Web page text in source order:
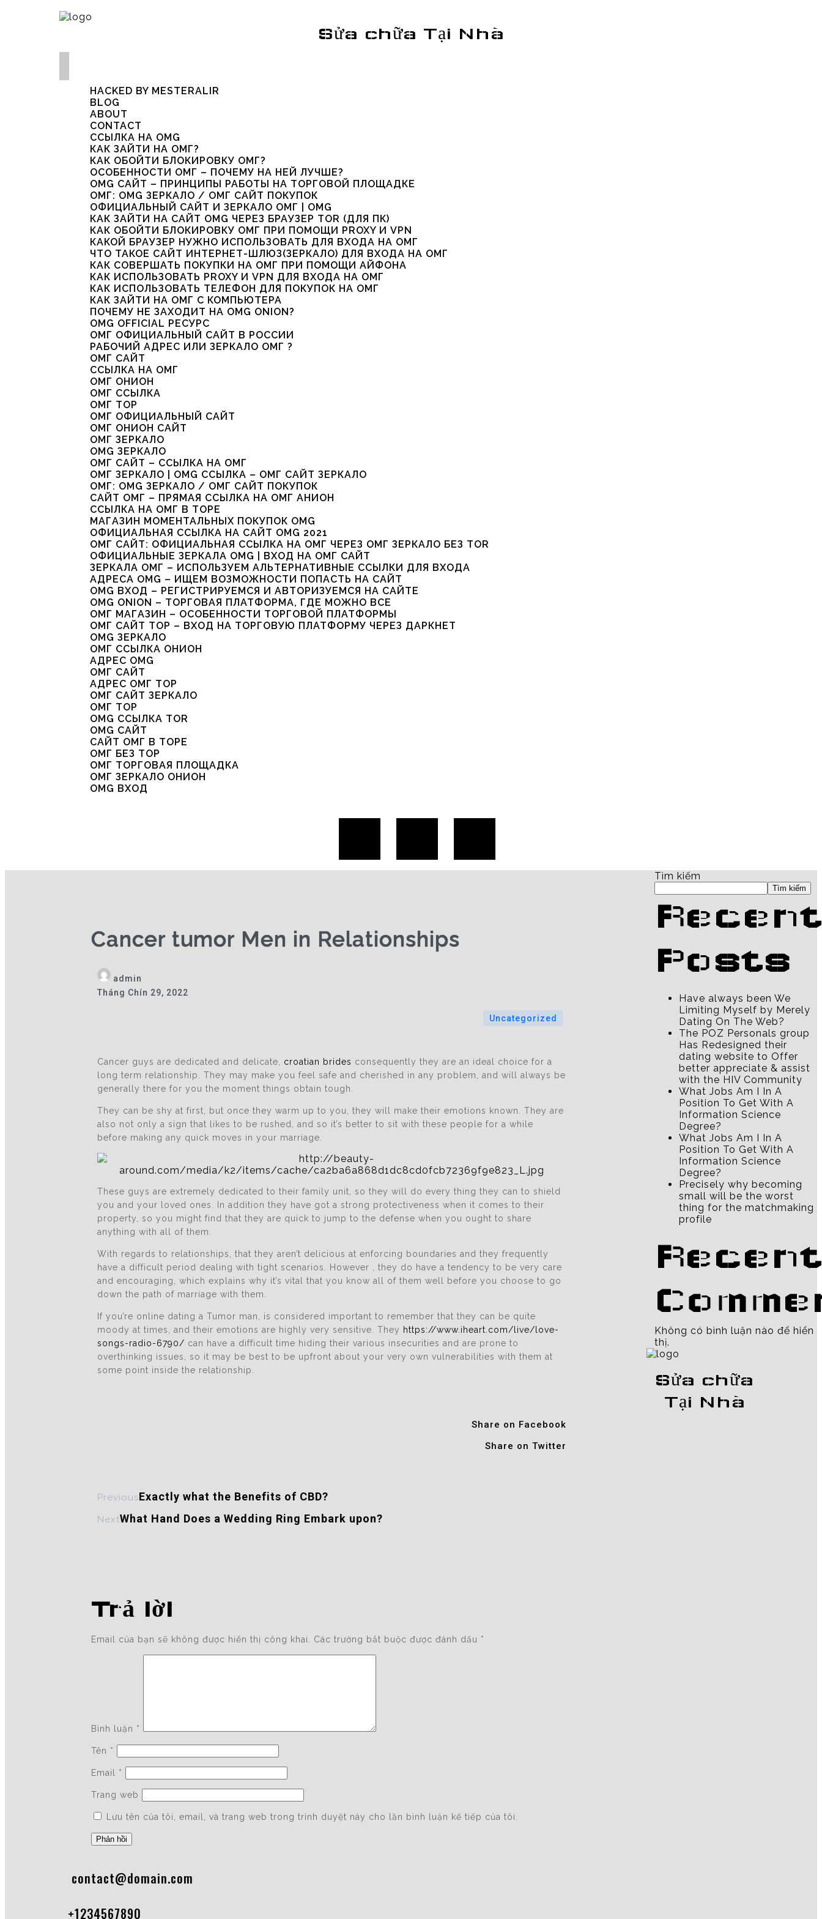
Sửa chữa Tại Nhà
HACKED BY MESTERALIR
BLOG
ABOUT
CONTACT
ССЫЛКА НА OMG
КАК ЗАЙТИ НА ОМГ?
КАК ОБОЙТИ БЛОКИРОВКУ ОМГ?
ОСОБЕННОСТИ ОМГ – ПОЧЕМУ НА НЕЙ ЛУЧШЕ?
OMG САЙТ – ПРИНЦИПЫ РАБОТЫ НА ТОРГОВОЙ ПЛОЩАДКЕ
ОМГ: OMG ЗЕРКАЛО / ОМГ САЙТ ПОКУПОК
ОФИЦИАЛЬНЫЙ САЙТ И ЗЕРКАЛО ОМГ | OMG
КАК ЗАЙТИ НА САЙТ OMG ЧЕРЕЗ БРАУЗЕР TOR (ДЛЯ ПК)
КАК ОБОЙТИ БЛОКИРОВКУ ОМГ ПРИ ПОМОЩИ PROXY И VPN
КАКОЙ БРАУЗЕР НУЖНО ИСПОЛЬЗОВАТЬ ДЛЯ ВХОДА НА ОМГ
ЧТО ТАКОЕ САЙТ ИНТЕРНЕТ-ШЛЮЗ(ЗЕРКАЛО) ДЛЯ ВХОДА НА ОМГ
КАК СОВЕРШАТЬ ПОКУПКИ НА ОМГ ПРИ ПОМОЩИ АЙФОНА
КАК ИСПОЛЬЗОВАТЬ PROXY И VPN ДЛЯ ВХОДА НА ОМГ
КАК ИСПОЛЬЗОВАТЬ ТЕЛЕФОН ДЛЯ ПОКУПОК НА ОМГ
КАК ЗАЙТИ НА ОМГ С КОМПЬЮТЕРА
ПОЧЕМУ НЕ ЗАХОДИТ НА OMG ONION?
OMG OFFICIAL РЕСУРС
ОМГ ОФИЦИАЛЬНЫЙ САЙТ В РОССИИ
РАБОЧИЙ АДРЕС ИЛИ ЗЕРКАЛО ОМГ ?
ОМГ САЙТ
ССЫЛКА НА ОМГ
ОМГ ОНИОН
ОМГ ССЫЛКА
ОМГ ТОР
ОМГ ОФИЦИАЛЬНЫЙ САЙТ
ОМГ ОНИОН САЙТ
ОМГ ЗЕРКАЛО
OMG ЗЕРКАЛО
ОМГ САЙТ – ССЫЛКА НА ОМГ
ОМГ ЗЕРКАЛО | OMG ССЫЛКА – ОМГ САЙТ ЗЕРКАЛО
ОМГ: OMG ЗЕРКАЛО / ОМГ САЙТ ПОКУПОК
САЙТ ОМГ – ПРЯМАЯ ССЫЛКА НА ОМГ АНИОН
ССЫЛКА НА ОМГ В ТОРЕ
МАГАЗИН МОМЕНТАЛЬНЫХ ПОКУПОК OMG
ОФИЦИАЛЬНАЯ ССЫЛКА НА САЙТ OMG 2021
ОМГ САЙТ: ОФИЦИАЛЬНАЯ ССЫЛКА НА ОМГ ЧЕРЕЗ ОМГ ЗЕРКАЛО БЕЗ TOR
ОФИЦИАЛЬНЫЕ ЗЕРКАЛА OMG | ВХОД НА ОМГ САЙТ
ЗЕРКАЛА ОМГ – ИСПОЛЬЗУЕМ АЛЬТЕРНАТИВНЫЕ ССЫЛКИ ДЛЯ ВХОДА
АДРЕСА OMG – ИЩЕМ ВОЗМОЖНОСТИ ПОПАСТЬ НА САЙТ
OMG ВХОД – РЕГИСТРИРУЕМСЯ И АВТОРИЗУЕМСЯ НА САЙТЕ
OMG ONION – ТОРГОВАЯ ПЛАТФОРМА, ГДЕ МОЖНО ВСЕ
ОМГ МАГАЗИН – ОСОБЕННОСТИ ТОРГОВОЙ ПЛАТФОРМЫ
ОМГ САЙТ ТОР – ВХОД НА ТОРГОВУЮ ПЛАТФОРМУ ЧЕРЕЗ ДАРКНЕТ
OMG ЗЕРКАЛО
ОМГ ССЫЛКА ОНИОН
АДРЕС OMG
ОМГ САЙТ
АДРЕС ОМГ ТОР
ОМГ САЙТ ЗЕРКАЛО
ОМГ ТОР
OMG ССЫЛКА TOR
OMG САЙТ
САЙТ ОМГ В ТОРЕ
ОМГ БЕЗ ТОР
ОМГ ТОРГОВАЯ ПЛОЩАДКА
ОМГ ЗЕРКАЛО ОНИОН
OMG ВХОД
Cancer tumor Men in Relationships
admin
Tháng Chín 29, 2022
Uncategorized
Cancer guys are dedicated and delicate, croatian brides consequently they are an ideal choice for a
long term relationship. They may make you feel safe and cherished in any problem, and will always be
generally there for you the moment things obtain tough.
They can be shy at first, but once they warm up to you, they will make their emotions known. They are
also not only a sign that likes to be rushed, and so it’s better to sit with these people for a while
before making any quick moves in your marriage.
These guys are extremely dedicated to their family unit, so they will do every thing they can to shield
you and your loved ones. In addition they have got a strong protectiveness when it comes to their
property, so you might find that they are quick to jump to the defense when you ought to share
anything with all of them.
With regards to relationships, that they aren’t delicious at enforcing boundaries and they frequently
have a difficult period dealing with tight scenarios. However , they do have a tendency to be very care
and encouraging, which explains why it’s vital that you know all of them well before you choose to go
down the path of marriage with them.
If you’re online dating a Tumor man, is considered important to remember that they can be quite
moody at times, and their emotions are highly very sensitive. They https://www.iheart.com/live/love-
songs-radio-6790/ can have a difficult time hiding their various insecurities and are prone to
overthinking issues, so it may be best to be upfront about your very own vulnerabilities with them at
some point inside the relationship.
Share on Facebook
Share on Twitter
PreviousExactly what the Benefits of CBD?
NextWhat Hand Does a Wedding Ring Embark upon?
Trả lời
Email của bạn sẽ không được hiển thị công khai. Các trường bắt buộc được đánh dấu *
Bình luận *
Tên *
Email *
Trang web
Lưu tên của tôi, email, và trang web trong trình duyệt này cho lần bình luận kế tiếp của tôi.
Tìm kiếm
Tìm kiếm
Recent
Posts
Have always been We
Limiting Myself by Merely
Dating On The Web?
The POZ Personals group
Has Redesigned their
dating website to Offer
better appreciate & assist
with the HIV Community
What Jobs Am I In A
Position To Get With A
Information Science
Degree?
What Jobs Am I In A
Position To Get With A
Information Science
Degree?
Precisely why becoming
small will be the worst
thing for the matchmaking
profile
Recent
Không có bình luận nào để hiển
thị.
Sửa chữa
Tại Nhà
contact@domain.com
+1234567890